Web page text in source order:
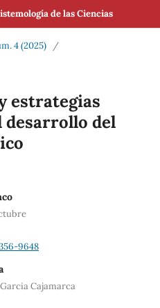
de las Ciencias
4 (2025)
/
estrategias
desarrollo del
9648
Cajamarca